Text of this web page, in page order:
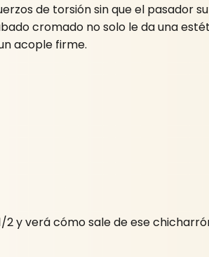
de torsión sin que el pasador
cromado no solo le da una
acople firme.
2 y verá cómo sale de ese